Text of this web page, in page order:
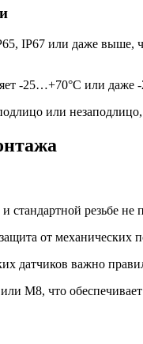
IP67 или даже выше,
-25…+70°C или
или
резьбе не
от механических
датчиков важно
M8, что